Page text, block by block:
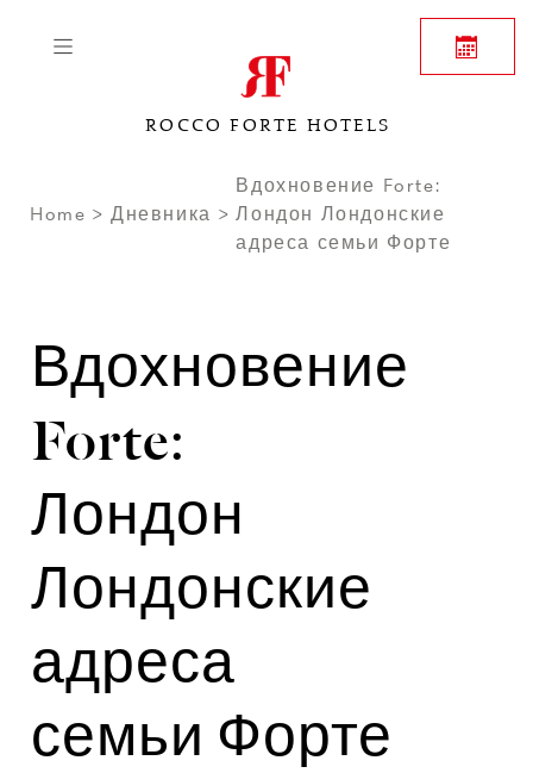
ROCCO FORTE HOTELS
Home Дневника
Вдохновение Forte:
Лондон Лондонские
адреса семьи Форте
Вдохновение
Forte:
Лондон
Лондонские
адреса
семьи Форте